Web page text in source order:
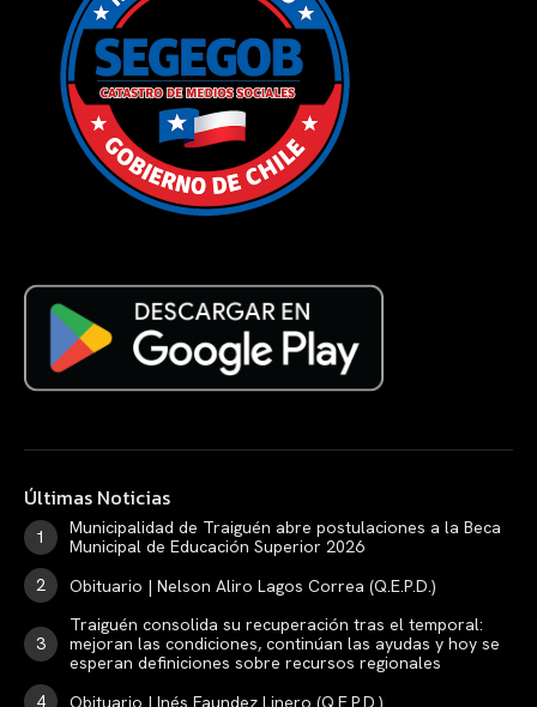
Últimas Noticias
Municipalidad de Traiguén abre postulaciones a la Beca
Municipal de Educación Superior 2026
Obituario | Nelson Aliro Lagos Correa (Q.E.P.D.)
Traiguén consolida su recuperación tras el temporal:
mejoran las condiciones, continúan las ayudas y hoy se
esperan definiciones sobre recursos regionales
Obituario | Inés Faundez Linero (Q.E.P.D.)